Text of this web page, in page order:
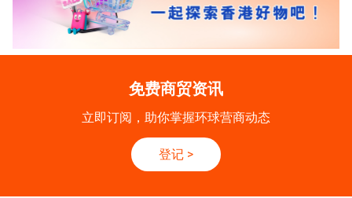
免费商贸资讯
立即订阅，助你掌握环球营商动态
登记 >